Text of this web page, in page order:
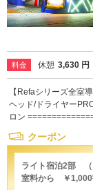
料金 休憩 3,630 円
【Refaシリーズ全室
ヘッド/ドライヤー
ロン
クーポン
ライト宿泊2部
室料から ￥1,000